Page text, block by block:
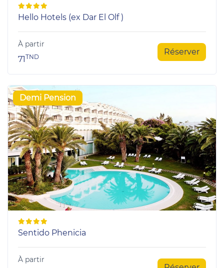
Hello Hotels (ex Dar El Olf )
À partir
71TND Réserver
Demi Pension
Sentido Phenicia
À partir